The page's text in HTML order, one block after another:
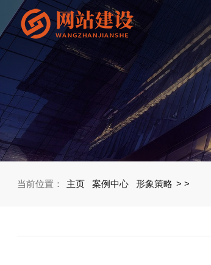
当前位置： 主页 >
案例中心 >
形象策略